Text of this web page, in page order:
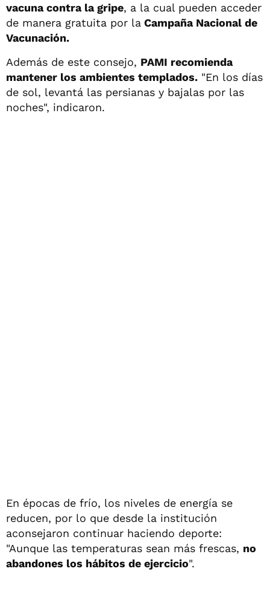
vacuna contra la gripe, a la cual pueden acceder
de manera gratuita por la Campaña Nacional de
Vacunación.
Además de este consejo, PAMI recomienda
mantener los ambientes templados. "En los días
de sol, levantá las persianas y bajalas por las
noches", indicaron.
En épocas de frío, los niveles de energía se
reducen, por lo que desde la institución
aconsejaron continuar haciendo deporte:
"Aunque las temperaturas sean más frescas, no
abandones los hábitos de ejercicio".